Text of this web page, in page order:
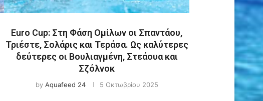
Euro Cup: Στη Φάση Ομίλων οι Σπαντάου,
Τριέστε, Σολάρις και Τεράσα. Ως καλύτερες
δεύτερες οι Βουλιαγμένη, Στεάουα και
Σζόλνοκ
by Aquafeed 24 5 Οκτωβρίου 2025